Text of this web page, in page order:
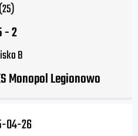
(25)
-2
B
Monopol Legionowo
04-26